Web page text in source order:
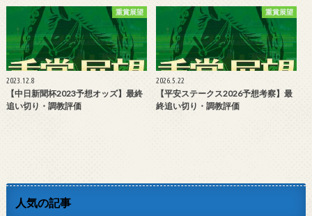
重賞展望
2023.12.8
【中日新聞杯2023予想オッズ】最終
追い切り・調教評価
重賞展望
2026.5.22
【平安ステークス2026予想考察】最
終追い切り・調教評価
人気の記事